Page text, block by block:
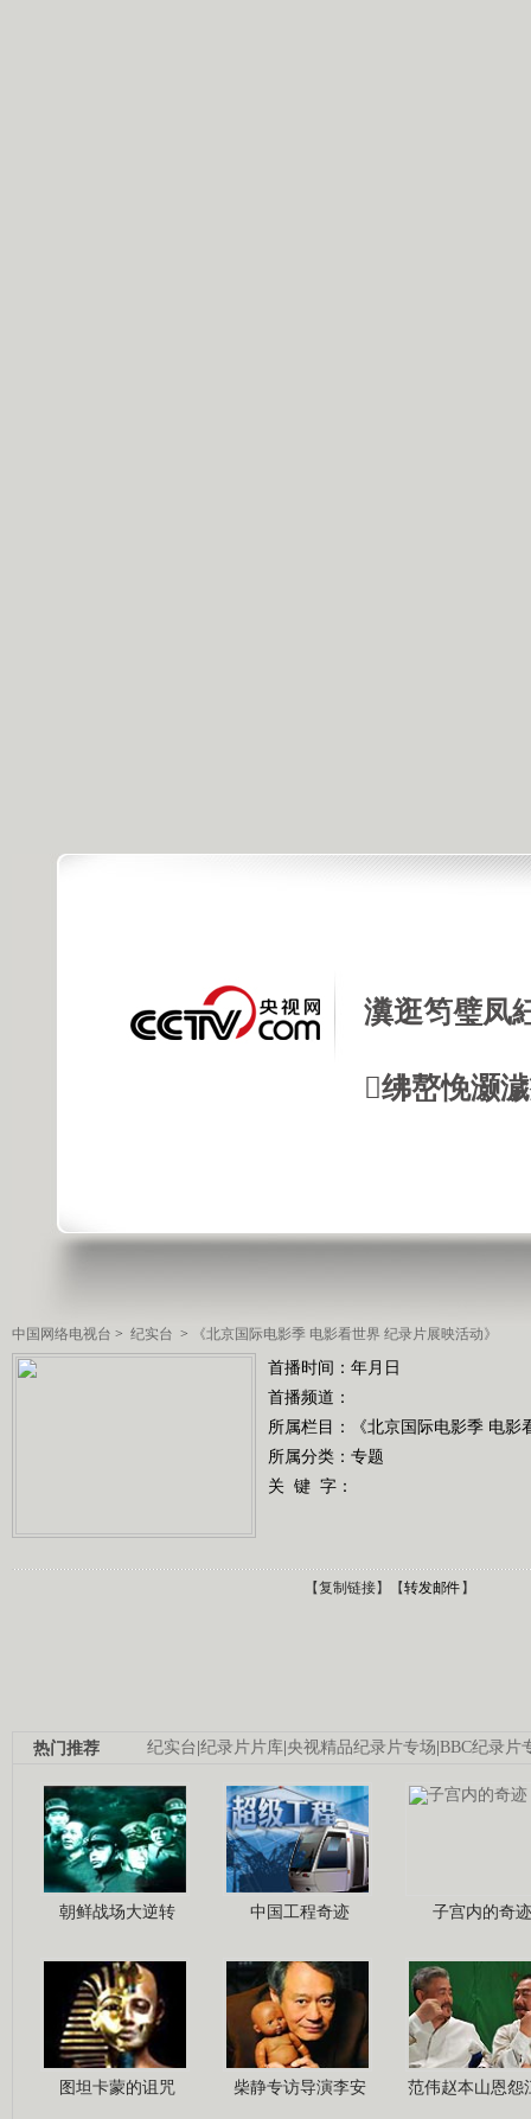
瀵逛笉璧凤
绋嶅悗灏
中国网络电视台 > 纪实台 > 《北京国际电影季 电影看世界 纪录片展映活动》
首播时间：年月日
首播频道：
所属栏目：
《北京国际电影季 电
所属分类：专题
关 键 字：
【复制链接】【转发邮件】
纪实台|纪录片片库|央视精品纪录片专场|BBC纪录片
热门推荐
朝鲜战场大逆转 中国工程奇迹 子宫内的奇迹
图坦卡蒙的诅咒 柴静专访导演李安 范伟赵本山恩怨